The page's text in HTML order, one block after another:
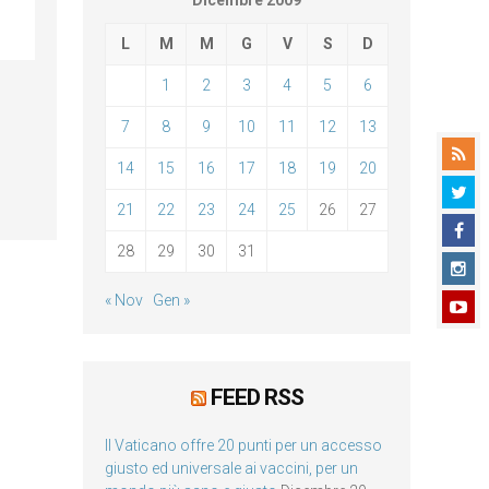
L M M G V S D
1 2 3 4 5 6
7 8 9 10 11 12 13
14 15 16 17 18 19 20
21 22 23 24 25 26 27
28 29 30 31
« Nov Gen »
FEED RSS
Il Vaticano offre 20 punti per un accesso
giusto ed universale ai vaccini, per un